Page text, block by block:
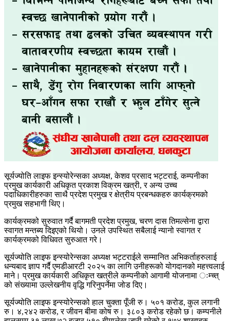
सूर्यज्योति लाइफ इन्स्योरेन्सका अध्यक्ष, केशव प्रसाद भट्टराई, कम्पनीका
प्रमुख कार्यकारी अधिकृत प्रकाश विक्रम खत्री, र अन्य उच्च
पदाधिकारीहरुका साथै प्रदेश प्रमुख र क्षेत्रीय प्रबन्धकहरु कार्यक्रमको
प्रमुख सहभागी थिए।
कार्यक्रमको सुरुवात गर्दै बागमती प्रदेश प्रमुख, चरण दास तिमल्सेना द्वारा
स्वागत मन्तब्य दिइएको थियो। उनले उपस्थित सबैलाई न्यानो स्वागत र
कार्यक्रमको विधिवत सुरुआत गरे।
सूर्यज्योति लाइफ इन्स्योरेन्सका अध्यक्ष भट्टराईले सम्मानित अभिकर्ताहरुलाई
धन्यबाद ज्ञाप गर्दै एमडीआरटी २०२५ का लागि उनीहरूको योगदानको महत्त्वलाई
माने। प्रमुख कार्यकारी अधिकृत खत्रीले कम्पनीको आगामी योजनामा ःम्च्त्
को संख्यामा उल्लेखनीय वृद्धि गरिनुपर्नेमा जोड दिए।
सूर्यज्योति लाइफ इन्स्योरेन्सको हाल चुक्ता पूँजी रु। ५०१ करोड, कुल लगानी
रु। ४,२४२ करोड, र जीवन बीमा कोष रु। ३८०३ करोड रहेको छ। कम्पनीले